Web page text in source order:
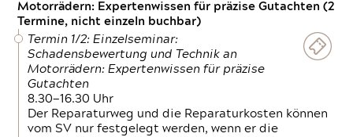
Motorrädern: Expertenwissen für präzise Gutachten (2
Termine, nicht einzeln buchbar)
Termin 1/2: Einzelseminar:
Schadensbewertung und Technik an
Motorrädern: Expertenwissen für präzise
Gutachten
8.30—16.30 Uhr
Der Reparaturweg und die Reparaturkosten können
vom SV nur festgelegt werden, wenn er die